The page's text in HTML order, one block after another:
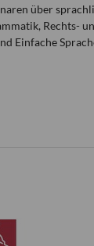
über
Rechts-
Einfache